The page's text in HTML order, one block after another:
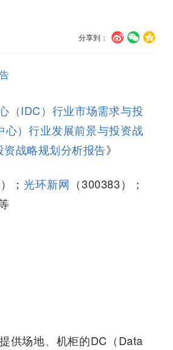
U V c
分享到：
（IDC）行业市场需求与投
）行业发展前景与投资战
战略规划分析报告》
； 光环新网 （300383）；
供场地、机柜的DC（Data